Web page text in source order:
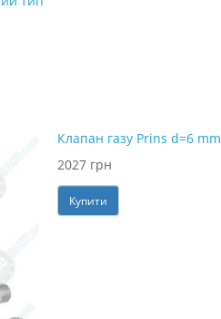
Клапан газу Prins d=6 mm
2027 грн
Купити